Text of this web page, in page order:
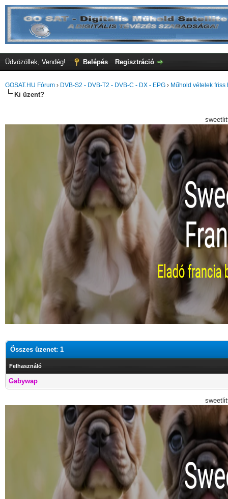
Üdvözöllek, Vendég! Belépés Regisztráció
GOSAT.HU Fórum › DVB-S2 - DVB-T2 - DVB-C - DX - EPG › Műhold vételek friss
Ki üzent?
Összes üzenet: 1
Felhasználó
Gabywap